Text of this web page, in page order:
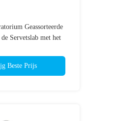
Geassorteerde
Servetslab met het
Beste Prijs